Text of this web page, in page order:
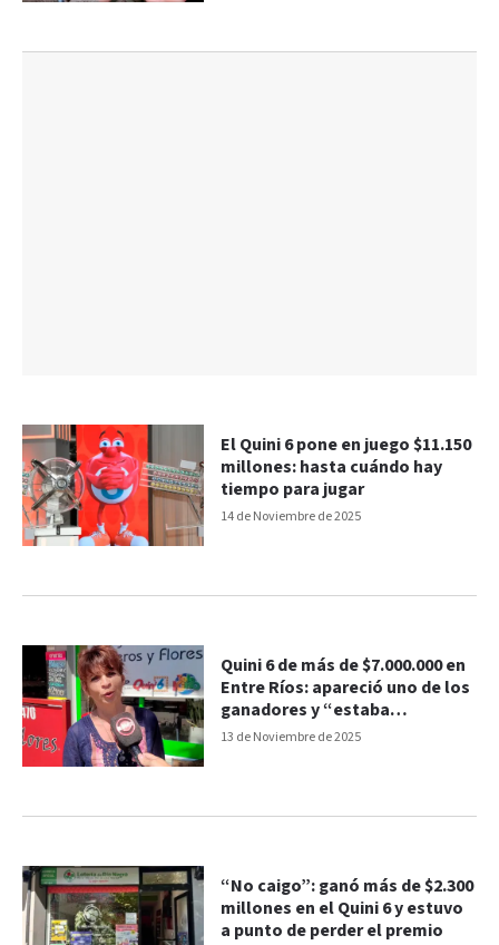
14 de Noviembre de 2025
El Quini 6 pone en juego $11.150
millones: hasta cuándo hay
tiempo para jugar
13 de Noviembre de 2025
Quini 6 de más de $7.000.000 en
Entre Ríos: apareció uno de los
ganadores y “estaba
contentísimo”
“No caigo”: ganó más de $2.300
millones en el Quini 6 y estuvo
a punto de perder el premio